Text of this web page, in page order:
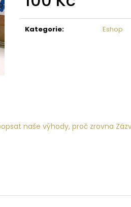
cena:
Kategorie: Eshop
naše výhody, proč zrovna